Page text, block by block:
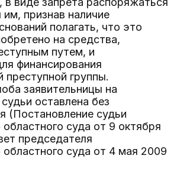
им, признав наличие
полагать, что это
на средства,
путем, и
финансирования
преступной группы.
заявительницы на
оставлена без
(Постановление судьи
суда от 9 октября
председателя
областного суда от 4 мая 2009